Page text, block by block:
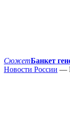
СюжетБанкет
Новости России —